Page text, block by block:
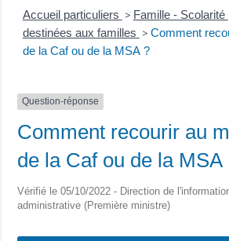
Accueil particuliers > Famille - Scolarité
destinées aux familles > Comment
de la Caf ou de la MSA ?
Question-réponse
Comment recourir au
de la Caf ou de la MSA
Vérifié le 05/10/2022 - Direction de
administrative (Première ministre)